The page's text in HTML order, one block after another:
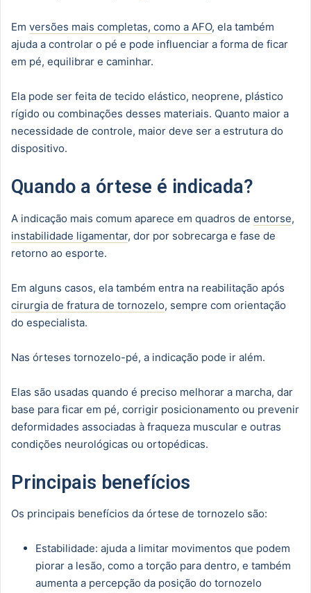
Em versões mais completas, como a AFO, ela também
ajuda a controlar o pé e pode influenciar a forma de ficar
em pé, equilibrar e caminhar.
Ela pode ser feita de tecido elástico, neoprene, plástico
rígido ou combinações desses materiais. Quanto maior a
necessidade de controle, maior deve ser a estrutura do
dispositivo.
Quando a órtese é indicada?
A indicação mais comum aparece em quadros de entorse,
instabilidade ligamentar, dor por sobrecarga e fase de
retorno ao esporte.
Em alguns casos, ela também entra na reabilitação após
cirurgia de fratura de tornozelo, sempre com orientação
do especialista.
Nas órteses tornozelo-pé, a indicação pode ir além.
Elas são usadas quando é preciso melhorar a marcha, dar
base para ficar em pé, corrigir posicionamento ou prevenir
deformidades associadas à fraqueza muscular e outras
condições neurológicas ou ortopédicas.
Principais benefícios
Os principais benefícios da órtese de tornozelo são:
Estabilidade: ajuda a limitar movimentos que podem
piorar a lesão, como a torção para dentro, e também
aumenta a percepção da posição do tornozelo